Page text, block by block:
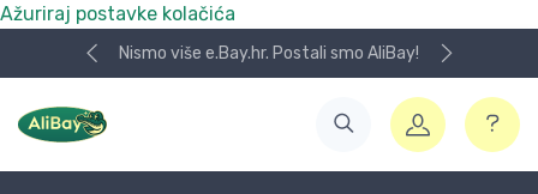
Ažuriraj postavke kolačića
Nismo više e.Bay.hr. Postali smo AliBay!